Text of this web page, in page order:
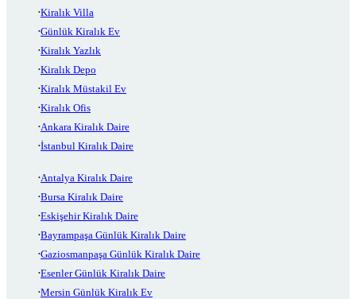
Kiralık Villa
Günlük Kiralık Ev
Kiralık Yazlık
Kiralık Depo
Kiralık Müstakil Ev
Kiralık Ofis
Ankara Kiralık Daire
İstanbul Kiralık Daire
Antalya Kiralık Daire
Bursa Kiralık Daire
Eskişehir Kiralık Daire
Bayrampaşa Günlük Kiralık Daire
Gaziosmanpaşa Günlük Kiralık Daire
Esenler Günlük Kiralık Daire
Mersin Günlük Kiralık Ev